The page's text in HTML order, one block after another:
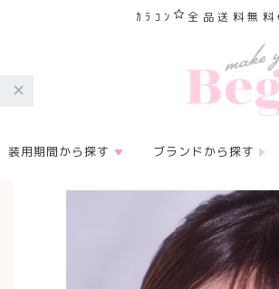
ｶﾗｺﾝ 全品送料無料
装用期間から探す ブランドから探す